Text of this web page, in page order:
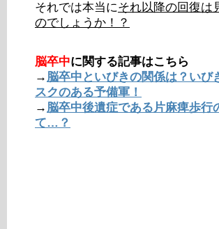
それでは本当にそれ以降の回復は
のでしょうか！？
脳卒中に関する記事はこちら
→ 脳卒中といびきの関係は？いび
スクのある予備軍！
→ 脳卒中後遺症である片麻痺歩行
て…？